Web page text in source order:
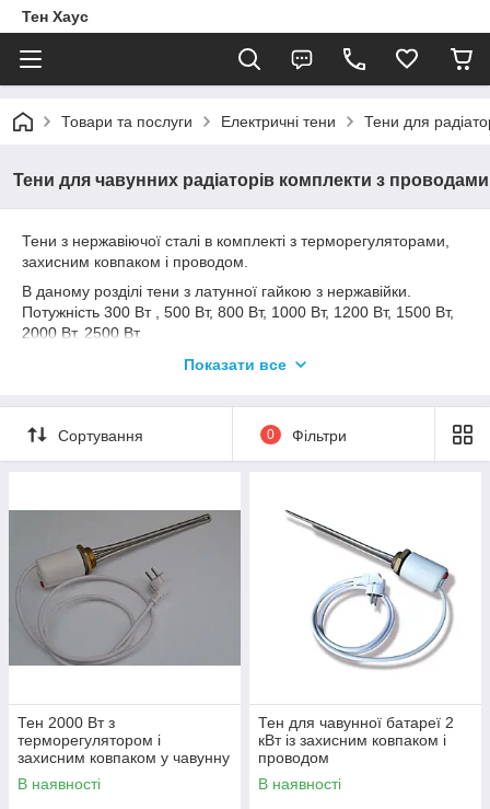
Тен Хаус
Товари та послуги Електричні тени Тени для
Тени для чавунних радіаторів комплекти з проводами
Тени з нержавіючої сталі в комплекті з терморегуляторами,
захисним ковпаком і проводом.
В даному розділі тени з латунної гайкою з нержавійки.
Потужність 300 Вт , 500 Вт, 800 Вт, 1000 Вт, 1200 Вт, 1500 Вт,
2000 Вт, 2500 Вт.
Завжди в наявності праві і ліві різьби.
Показати все
Сортування 0 Фільтри
Тен 2000 Вт з
терморегулятором і
захисним ковпаком у чавунну
батарею
В наявності
Тен для чавунної батареї 2
кВт із захисним ковпаком і
проводом
В наявності